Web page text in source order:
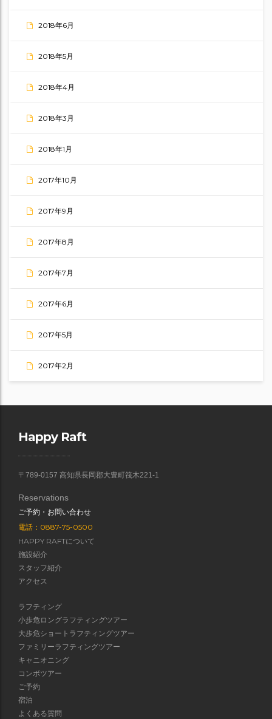
2018年6月
2018年5月
2018年4月
2018年3月
2018年1月
2017年10月
2017年9月
2017年8月
2017年7月
2017年6月
2017年5月
2017年2月
Happy Raft
〒789-0157 高知県長岡郡大豊町筏木221-1
Reservations
ご予約・お問い合わせ
電話：0887-75-0500
HAPPY RAFTについて
施設紹介
スタッフ紹介
アクセス
ラフティング
小歩危ロングラフティングツアー
大歩危ショートラフティングツアー
ファミリーラフティングツアー
キャニオニング
コンボツアー
ご予約
宿泊
よくある質問